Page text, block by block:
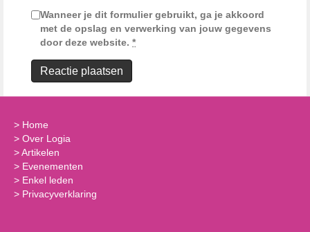
Wanneer je dit formulier gebruikt, ga je akkoord
met de opslag en verwerking van jouw gegevens
door deze website. *
> Home
> Over Logia
>Artikelen
> Evenementen
> Enkel leden
> Privacyverklaring